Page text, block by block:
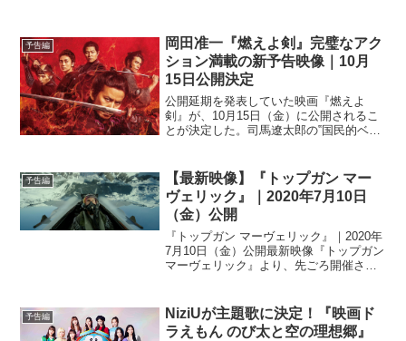
予告編
岡田准一『燃えよ剣』完璧なアク
ション満載の新予告映像｜10月
15日公開決定
公開延期を発表していた映画『燃えよ
剣』が、10月15日（金）に公開されるこ
とが決定した。司馬遼太郎の‟国民的ベス
組」。新選組を統率し最後まで新選組の
ために戦い抜いた副長...
予告編
【最新映像】『トップガン マー
ヴェリック』｜2020年7月10日
（金）公開
『トップガン マーヴェリック』｜2020年
7月10日（金）公開最新映像『トップガン
マーヴェリック』より、先ごろ開催され
リックの緊迫した息遣いが響き渡る飛行
シーンに加え...
予告編
NiziUが主題歌に決定！『映画ド
ラえもん のび太と空の理想郷』